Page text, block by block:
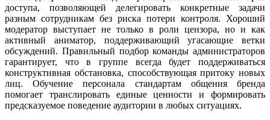
доступа, позволяющей делегировать конкретные задачи
разным сотрудникам без риска потери контроля. Хороший
модератор выступает не только в роли цензора, но и как
активный аниматор, поддерживающий угасающие ветки
обсуждений. Правильный подбор команды администраторов
гарантирует, что в группе всегда будет поддерживаться
конструктивная обстановка, способствующая притоку новых
лиц. Обучение персонала стандартам общения бренда
помогает транслировать единые ценности и формировать
предсказуемое поведение аудитории в любых ситуациях.